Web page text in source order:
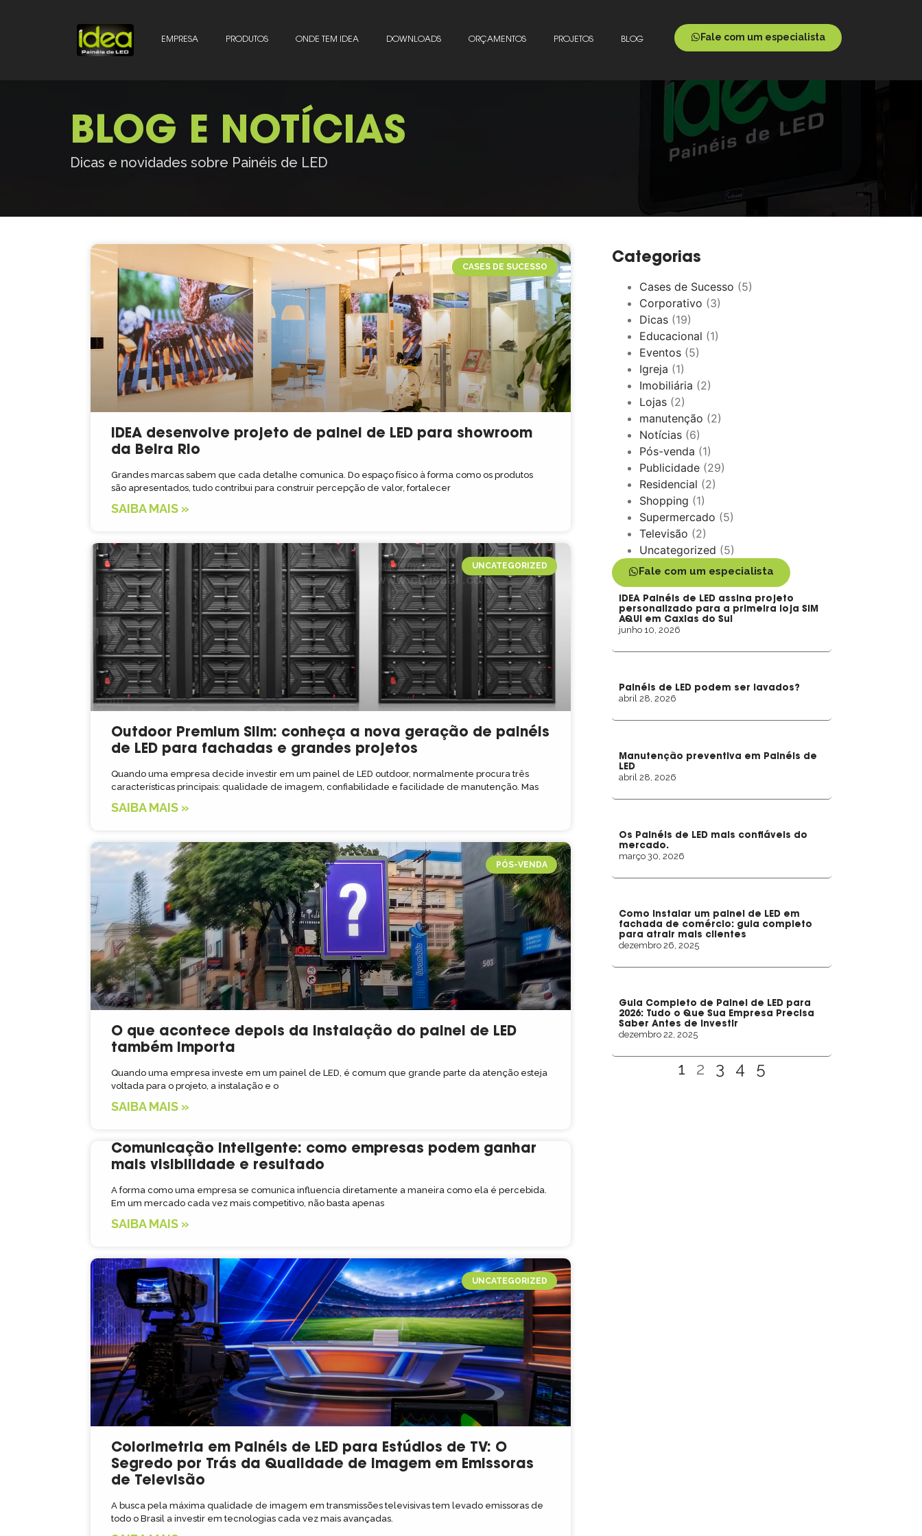
EMPRESA PRODUTOS ONDE TEM IDEA DOWNLOADS ORÇAMENTOS PROJETOS BLOG Fale com um especialista
BLOG E NOTÍCIAS
Dicas e novidades sobre Painéis de LED
CASES DE SUCESSO
IDEA desenvolve projeto de painel de LED para showroom
da Beira Rio
Grandes marcas sabem que cada detalhe comunica. Do espaço físico à forma como os produtos
são apresentados, tudo contribui para construir percepção de valor, fortalecer
SAIBA MAIS »
UNCATEGORIZED
Outdoor Premium Slim: conheça a nova geração de painéis
de LED para fachadas e grandes projetos
Quando uma empresa decide investir em um painel de LED outdoor, normalmente procura três
características principais: qualidade de imagem, confiabilidade e facilidade de manutenção. Mas
SAIBA MAIS »
PÓS-VENDA
O que acontece depois da instalação do painel de LED
também importa
Quando uma empresa investe em um painel de LED, é comum que grande parte da atenção esteja
voltada para o projeto, a instalação e o
SAIBA MAIS »
Comunicação inteligente: como empresas podem ganhar
mais visibilidade e resultado
A forma como uma empresa se comunica influencia diretamente a maneira como ela é percebida.
Em um mercado cada vez mais competitivo, não basta apenas
SAIBA MAIS »
UNCATEGORIZED
Colorimetria em Painéis de LED para Estúdios de TV: O
Segredo por Trás da Qualidade de Imagem em Emissoras
de Televisão
A busca pela máxima qualidade de imagem em transmissões televisivas tem levado emissoras de
todo o Brasil a investir em tecnologias cada vez mais avançadas.
Categorias
Cases de Sucesso (5)
Corporativo (3)
Dicas(19)
Educacional (1)
Eventos(5)
Igreja (1)
Imobiliária (2)
Lojas(2)
manutenção (2)
Notícias(6)
Pós-venda (1)
Publicidade(29)
Residencial (2)
Shopping (1)
Supermercado (5)
Televisão (2)
Uncategorized (5)
Fale com um especialista
IDEA Painéis de LED assina projeto
personalizado para a primeira loja SIM
AQUI em Caxias do Sul
junho 10, 2026
Painéis de LED podem ser lavados?
abril 28, 2026
Manutenção preventiva em Painéis de
LED
abril 28, 2026
Os Painéis de LED mais confiáveis do
mercado.
março 30, 2026
Como instalar um painel de LED em
fachada de comércio: guia completo
para atrair mais clientes
dezembro 26, 2025
Guia Completo de Painel de LED para
2026: Tudo o Que Sua Empresa Precisa
Saber Antes de Investir
dezembro 22, 2025
1 2 3 4 5